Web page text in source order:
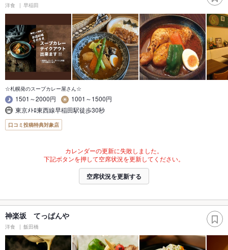
洋食 早稲田
☆札幌発のスープカレー屋さん☆
1501～2000円
1001～1500円
東京ﾒﾄﾛ東西線早稲田駅徒歩30秒
口コミ投稿特典対象店
カレンダーの更新に失敗しました。
下記ボタンを押して空席状況を更新してください。
空席状況を更新する
神楽坂 てっぱんや
洋食 飯田橋